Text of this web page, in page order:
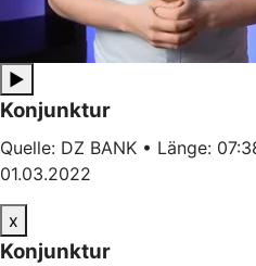
▶
Konjunktur
Quelle: DZ BANK • Länge:
01.03.2022
x
Konjunktur